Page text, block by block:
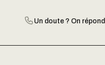
Un doute ? On